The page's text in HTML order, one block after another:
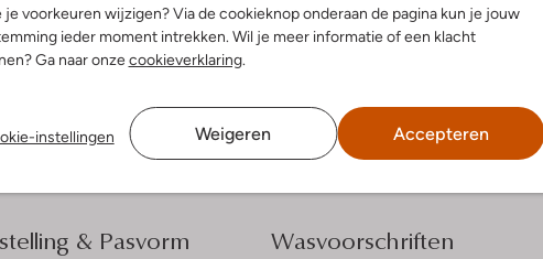
je voorkeuren wijzigen? Via de cookieknop onderaan de pagina kun je jouw
ieder moment intrekken. Wil je meer informatie of een klacht
Ga naar onzecookieverklaring.
instellingen Weigeren Accepteren
de look Ontdek de look
& retourneren
& Pasvorm Wasvoorschriften